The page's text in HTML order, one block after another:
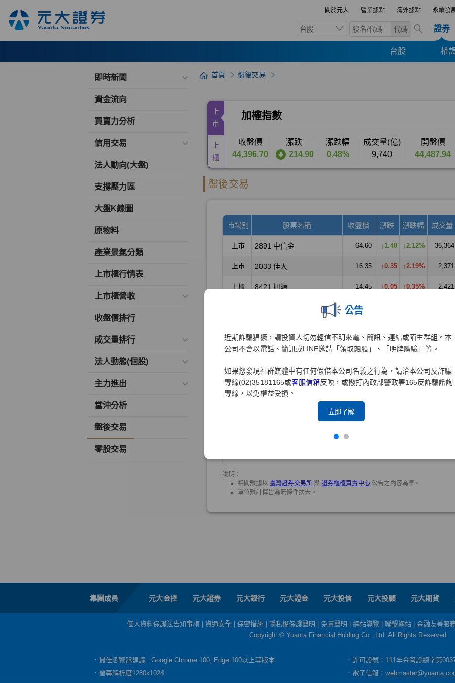
關於元大 營業據點 海外據點 永續發
台股 代碼 證券
台股 權
公告
近期詐騙猖獗，請投資人切勿輕信不明來電、簡訊、連結或陌生群組。本
公司不會以電話、簡訊或LINE邀請「領取飆股」、「明牌體驗」等。
如果您發現社群媒體中有任何假借本公司名義之行為，請洽本公司反詐騙
專線(02)35181165或客服信箱反映，或撥打內政部警政署165反詐騙諮詢
專線，以免權益受損。
立即了解
即時新聞
資金流向
買賣力分析
信用交易
法人動向(大盤)
支撐壓力區
大盤K線圖
原物料
產業景氣分類
上市櫃行情表
上市櫃營收
收盤價排行
成交量排行
法人動態(個股)
主力進出
當沖分析
盤後交易
零股交易
首頁 盤後交易
集團成員 元大金控 元大證券 元大銀行 元大證金 元大投信 元大投顧 元大期貨
個人資料保護法告知事項 資通安全 保密措施 隱私權保護聲明 免責聲明 網站導覽 聯盟網站
金融友善服
Copyright © Yuanta Financial Holding Co., Ltd. All Rights Reserved.
．最佳瀏覽器建議 : Google Chrome 100, Edge 100以上等版本
．許可證號：111年金管證總字第
．螢幕解析度1280x1024
．電子信箱：